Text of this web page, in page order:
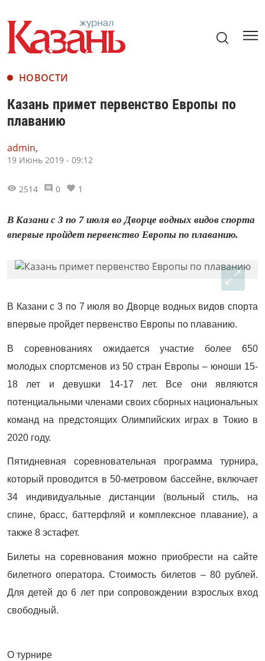
НОВОСТИ
Казань примет первенство Европы по
плаванию
admin,
19 Июнь 2019 - 09:12
2514 0 1
В Казани с 3 по 7 июля во Дворце водных видов спорта
впервые пройдет первенство Европы по плаванию.
В Казани с 3 по 7 июля во Дворце водных видов спорта
впервые пройдет первенство Европы по плаванию.
В соревнованиях ожидается участие более 650
молодых спортсменов из 50 стран Европы – юноши 15-
18 лет и девушки 14-17 лет. Все они являются
потенциальными членами своих сборных национальных
команд на предстоящих Олимпийских играх в Токио в
2020 году.
Пятидневная соревновательная программа турнира,
который проводится в 50-метровом бассейне, включает
34 индивидуальные дистанции (вольный стиль, на
спине, брасс, баттерфляй и комплексное плавание), а
также 8 эстафет.
Билеты на соревнования можно приобрести на сайте
билетного оператора. Стоимость билетов – 80 рублей.
Для детей до 6 лет при сопровождении взрослых вход
свободный.
О турнире